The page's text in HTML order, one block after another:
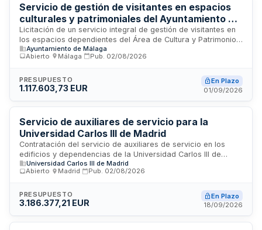
Servicio de gestión de visitantes en espacios
culturales y patrimoniales del Ayuntamiento de
Málaga
Licitación de un servicio integral de gestión de visitantes en
los espacios dependientes del Área de Cultura y Patrimonio
Histórico del Ayuntamiento de Málaga. El adjudicatario será
responsable de la atención, información y control de acceso
municipales. El contrato incluye la designación de un
coordinador de trabajos y contempla prestaciones directas
anualidades según lo establecido en el presupuesto
municipal.
Ayuntamiento de Málaga
Abierto
Málaga Pub. 02/08/2026
PRESUPUESTO
1.117.603,73 EUR
En Plazo
01/09/2026
Servicio de auxiliares de servicio para la
Universidad Carlos III de Madrid
Contratación del servicio de auxiliares de servicio en los
edificios y dependencias de la Universidad Carlos III de
Madrid. El servicio comprende tareas de limpieza,
mantenimiento y apoyo general en los campus y centros de
prestar el servicio conforme a los requisitos técnicos y
administrativos establecidos en los pliegos, garantizando la
supervisión continua.
Universidad Carlos III de Madrid
Abierto
Madrid Pub. 02/08/2026
PRESUPUESTO
3.186.377,21 EUR
En Plazo
18/09/2026